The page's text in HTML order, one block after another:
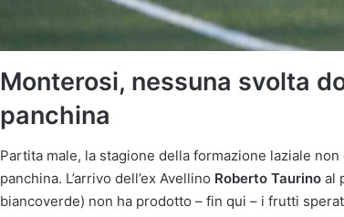
Monterosi, nessuna svolta
panchina
Partita male, la stagione della formazione laziale
panchina. L’arrivo dell’ex Avellino Roberto Taurino al
biancoverde) non ha prodotto – fin qui – i frutti